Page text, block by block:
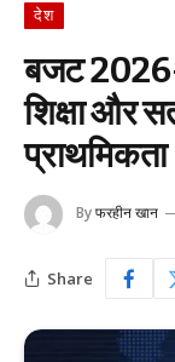
देश
बजट 2026-
शिक्षा और
प्राथमिकता
Byफरहीन खान
Share